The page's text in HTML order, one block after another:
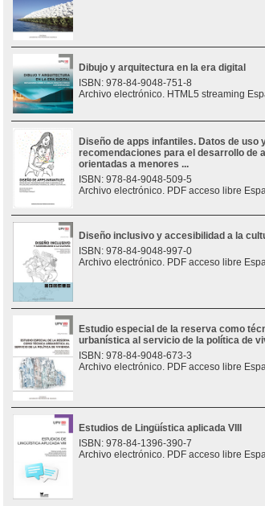
Dibujo y arquitectura en la era digital
ISBN: 978-84-9048-751-8
Archivo electrónico. HTML5 streaming
Diseño de apps infantiles. Datos de uso
recomendaciones para el desarrollo de
orientadas a menores ...
ISBN: 978-84-9048-509-5
Archivo electrónico. PDF acceso libre
Diseño inclusivo y accesibilidad a la
ISBN: 978-84-9048-997-0
Archivo electrónico. PDF acceso libre
Estudio especial de la reserva como
urbanística al servicio de la política de
ISBN: 978-84-9048-673-3
Archivo electrónico. PDF acceso libre
Estudios de Lingüística aplicada VIII
ISBN: 978-84-1396-390-7
Archivo electrónico. PDF acceso libre